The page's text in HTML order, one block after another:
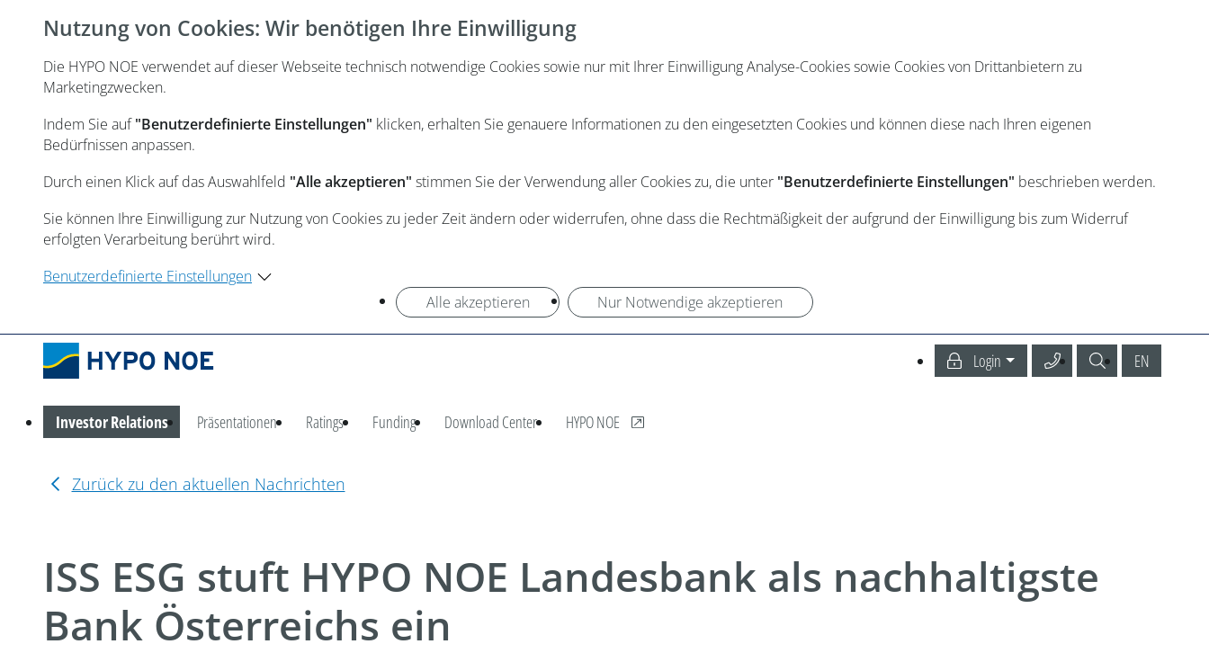
Nutzung von Cookies: Wir benötigen Ihre Einwilligung
Die HYPO NOE verwendet auf dieser Webseite technisch notwendige Cookies sowie nur mit Ihrer Einwilligung Analyse-Cookies sowie Cookies von Drittanbietern zu
Marketingzwecken.
Indem Sie auf"Benutzerdefinierte Einstellungen" klicken, erhalten Sie genauere Informationen zu den eingesetzten Cookies und können diese nach Ihren eigenen
Bedürfnissen anpassen.
Durch einen Klick auf das Auswahlfeld "Alle akzeptieren" stimmen Sie der Verwendung aller Cookies zu, die unter "Benutzerdefinierte Einstellungen" beschrieben werden.
Sie können Ihre Einwilligung zur Nutzung von Cookies zu jeder Zeit ändern oder widerrufen, ohne dass die Rechtmäßigkeit der aufgrund der Einwilligung bis zum Widerruf
erfolgten Verarbeitung berührt wird.
Benutzerdefinierte Einstellungen
Alle akzeptieren
Nur Notwendige akzeptieren
Login Service Center anrufen
SucheENEnglish
Investor Relations Präsentationen Ratings Funding Download Center HYPO NOE, öffnet neues Fenster
Zurück zu den aktuellen Nachrichten
ISS ESG stuft HYPO NOE Landesbank als nachhaltigste
Bank Österreichs ein